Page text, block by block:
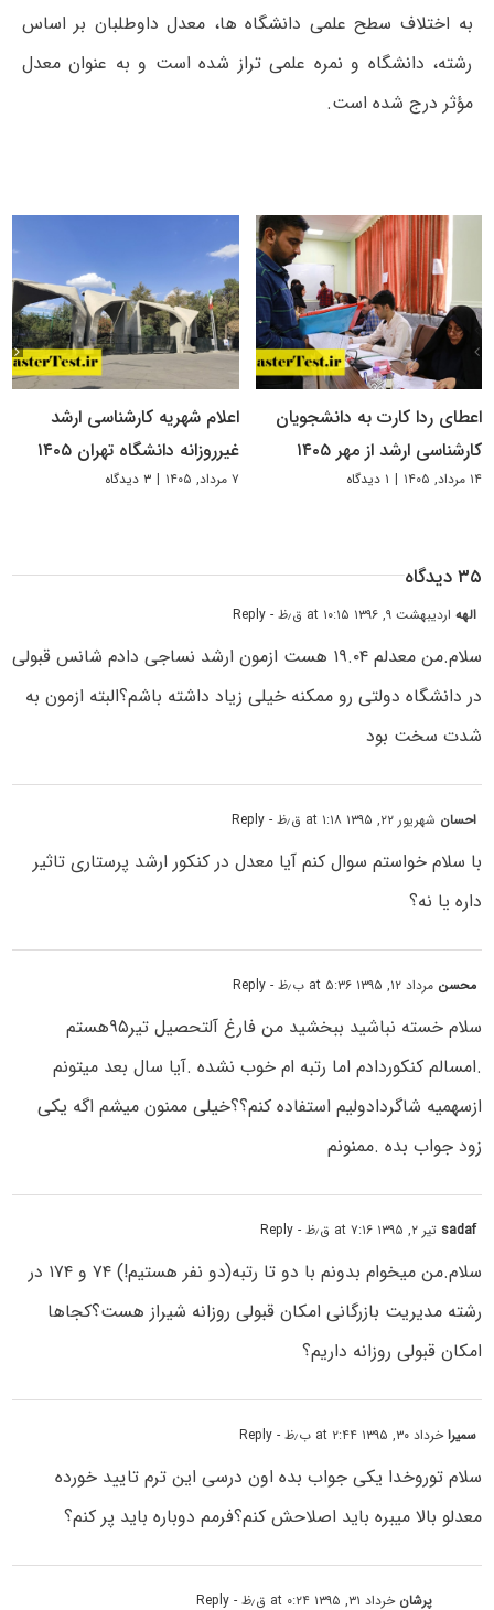
به اختلاف سطح علمی دانشگاه ها، معدل داوطلبان بر اساس
رشته، دانشگاه و نمره علمی تراز شده است و به عنوان معدل
مؤثر درج شده است.
اعطای ردا کارت به دانشجویان
کارشناسی ارشد از مهر ۱۴۰۵
۱۴ مرداد, ۱۴۰۵ | ۱ دیدگاه
اعلام شهریه کارشناسی ارشد
غیرروزانه دانشگاه تهران ۱۴۰۵
۷ مرداد, ۱۴۰۵ | ۳ دیدگاه
۳۵ دیدگاه
الههاردیبهشت ۹, ۱۳۹۶ at ۱۰:۱۵ ق٫ظ - Reply
سلام.من معدلم ۱۹.۰۴ هست ازمون ارشد نساجی دادم شانس قبولی
در دانشگاه دولتی رو ممکنه خیلی زیاد داشته باشم؟البته ازمون به
شدت سخت بود
احسان شهریور ۲۲, ۱۳۹۵ at ۱:۱۸ ق٫ظ - Reply
با سلام خواستم سوال کنم آیا معدل در کنکور ارشد پرستاری تاثیر
داره یا نه؟
محسن مرداد ۱۲, ۱۳۹۵ at ۵:۳۶ ب٫ظ - Reply
سلام خسته نباشید ببخشید من فارغ آلتحصیل تیر۹۵هستم
.امسالم کنکوردادم اما رتبه ام خوب نشده .آیا سال بعد میتونم
ازسهمیه شاگردادولیم استفاده کنم؟؟خیلی ممنون میشم اگه یکی
زود جواب بده .ممنونم
sadaf تیر ۲, ۱۳۹۵ at ۷:۱۶ ق٫ظ - Reply
سلام.من میخوام بدونم با دو تا رتبه(دو نفر هستیم!) ۷۴ و ۱۷۴ در
رشته مدیریت بازرگانی امکان قبولی روزانه شیراز هست؟کجاها
امکان قبولی روزانه داریم؟
سمیراخرداد ۳۰, ۱۳۹۵ at ۲:۴۴ ب٫ظ - Reply
سلام توروخدا یکی جواب بده اون درسی این ترم تایید خورده
معدلو بالا میبره باید اصلاحش کنم؟فرمم دوباره باید پر کنم؟
پرشان خرداد ۳۱, ۱۳۹۵ at ۰:۲۴ ق٫ظ - Reply